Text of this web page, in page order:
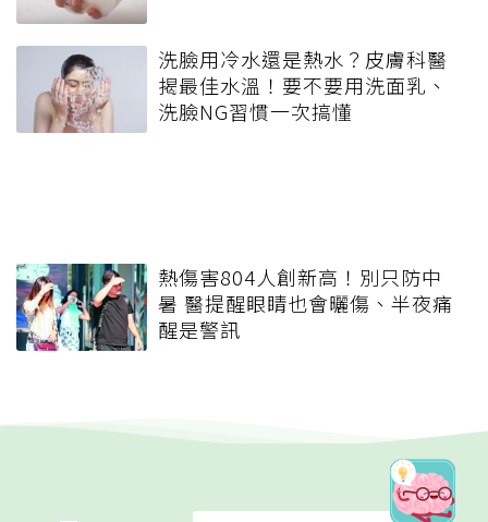
洗臉用冷水還是熱水？皮膚科醫
揭最佳水溫！要不要用洗面乳、
洗臉NG習慣一次搞懂
熱傷害804人創新高！別只防中
暑 醫提醒眼睛也會曬傷、半夜痛
醒是警訊